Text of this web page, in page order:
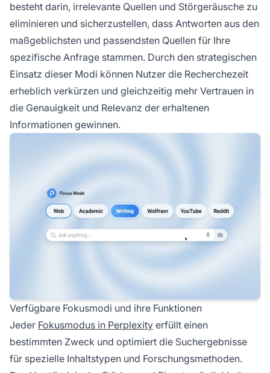
besteht darin, irrelevante Quellen und Störgeräusche zu
eliminieren und sicherzustellen, dass Antworten aus den
maßgeblichsten und passendsten Quellen für Ihre
spezifische Anfrage stammen. Durch den strategischen
Einsatz dieser Modi können Nutzer die Recherchezeit
erheblich verkürzen und gleichzeitig mehr Vertrauen in
die Genauigkeit und Relevanz der erhaltenen
Informationen gewinnen.
Verfügbare Fokusmodi und ihre Funktionen
Jeder Fokusmodus in Perplexity erfüllt einen
bestimmten Zweck und optimiert die Suchergebnisse
für spezielle Inhaltstypen und Forschungsmethoden.